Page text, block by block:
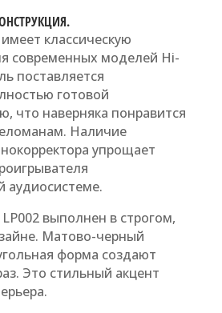
классическую
современных моделей Hi-
поставляется
готовой
что наверняка понравится
Наличие
упрощает
аудиосистеме.
выполнен в строгом,
Матово-черный
форма создают
Это стильный акцент